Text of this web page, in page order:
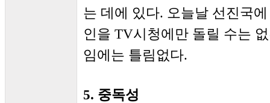
는 데에 있다. 오늘날 선진국
인을 TV시청에만 돌릴 수는
임에는 틀림없다.
5. 중독성